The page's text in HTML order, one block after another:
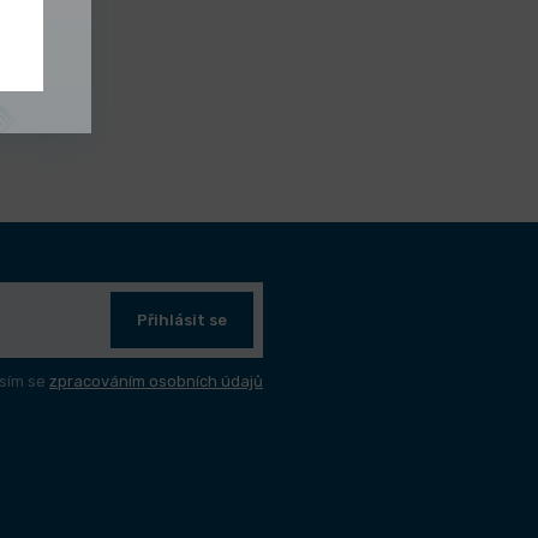
Přihlásit se
se zpracováním osobních údajů